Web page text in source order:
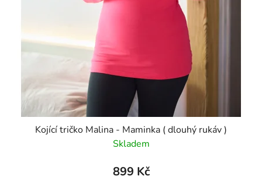
Kojící tričko Malina - Maminka ( dlouhý rukáv )
Skladem
899 Kč